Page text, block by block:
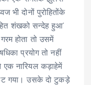
भी दोनों पुरोहितोंके
शंखको सन्देह हुआ’
होता तो उसमें
प्रयोग तो नहीं
एक नारियल कड़ाहेमें
गया। उसके दो टुकड़े